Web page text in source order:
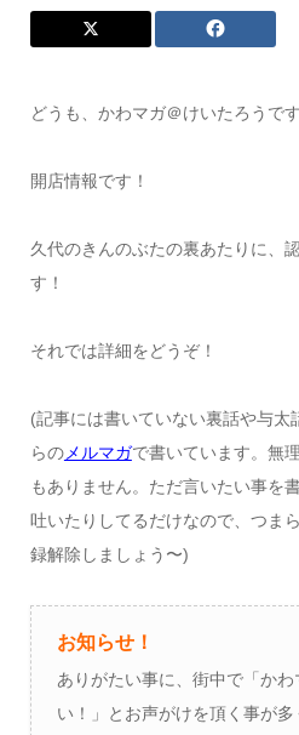
どうも、かわマガ＠けいたろうです
開店情報です！
久代のきんのぶたの裏あたりに、
す！
それでは詳細をどうぞ！
(記事には書いていない裏話や与太
らのメルマガで書いています。無
もありません。ただ言いたい事を
吐いたりしてるだけなので、つま
録解除しましょう〜)
お知らせ！
ありがたい事に、街中で「か
い！」とお声がけを頂く事が多